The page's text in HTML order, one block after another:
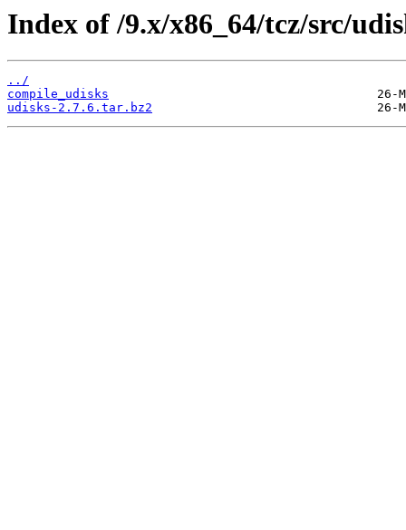
Index of /9.x/x86_64/tcz/src/
../
compile_udisks
udisks-2.7.6.tar.bz2